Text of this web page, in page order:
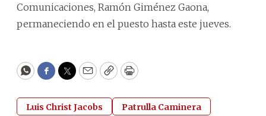
Comunicaciones, Ramón Giménez Gaona,
permaneciendo en el puesto hasta este jueves.
WhatsApp
Facebook
Twitter
EmailCopyPrint
Luis Christ Jacobs Patrulla Caminera